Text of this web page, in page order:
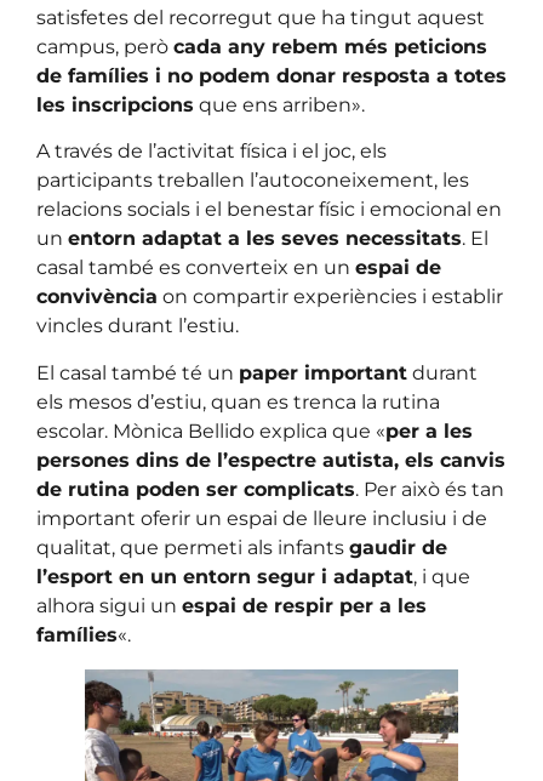
satisfetes del recorregut que ha tingut aquest
campus, però cada any rebem més peticions
de famílies i no podem donar resposta a totes
les inscripcions que ens arriben».
A través de l’activitat física i el joc, els
participants treballen l’autoconeixement, les
relacions socials i el benestar físic i emocional en
un entorn adaptat a les seves necessitats. El
casal també es converteix en un espai de
convivència on compartir experiències i establir
vincles durant l’estiu.
El casal també té un paper important durant
els mesos d’estiu, quan es trenca la rutina
escolar. Mònica Bellido explica que «per a les
persones dins de l’espectre autista, els canvis
de rutina poden ser complicats. Per això és tan
important oferir un espai de lleure inclusiu i de
qualitat, que permeti als infants gaudir de
l’esport en un entorn segur i adaptat, i que
alhora sigui un espai de respir per a les
famílies«.